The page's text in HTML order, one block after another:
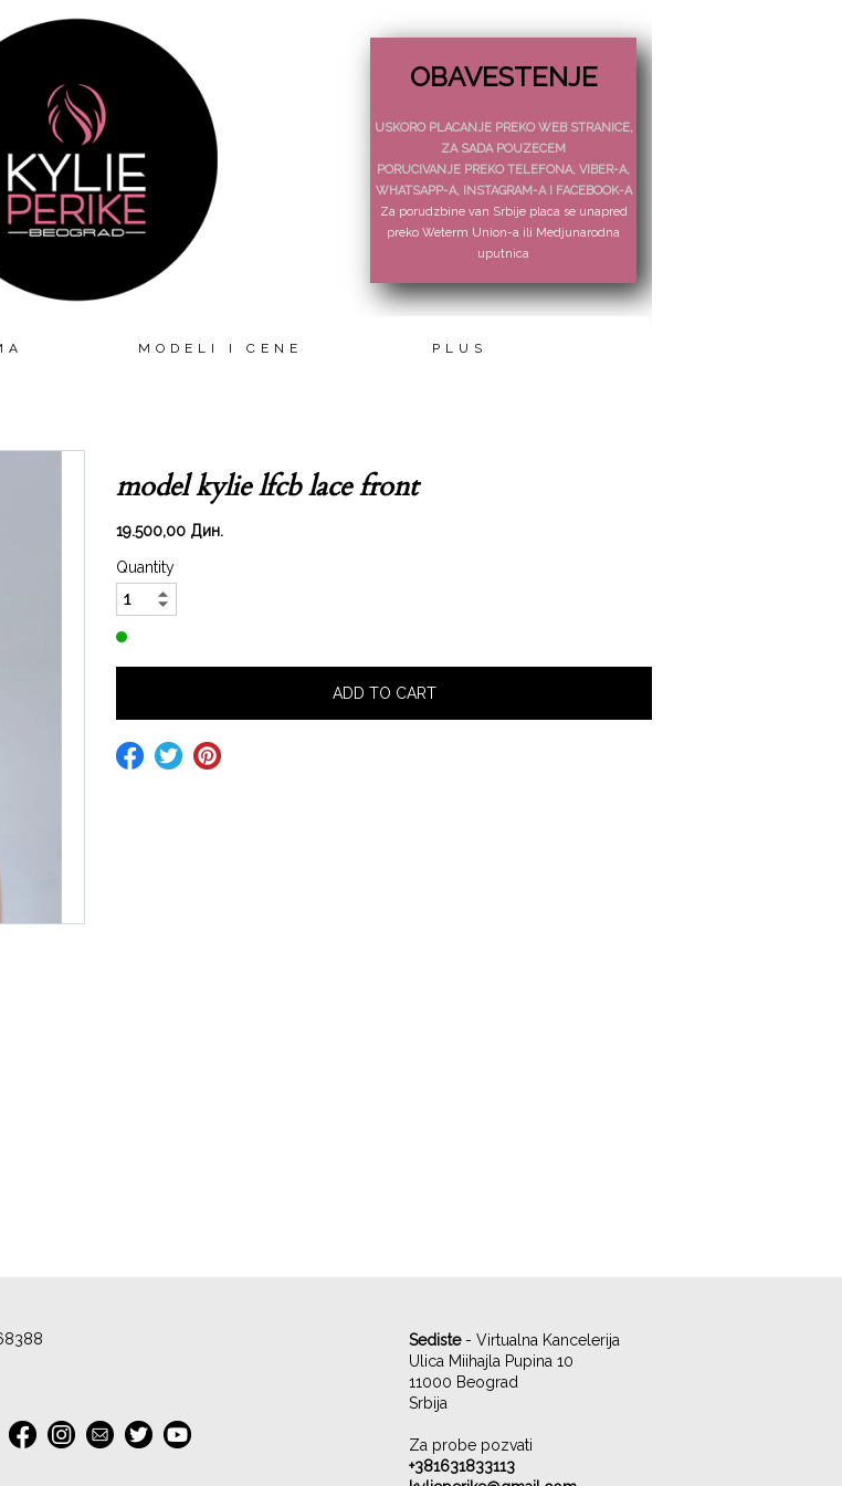
OBAVESTENJE
USKORO PLACANJE PREKO WEB STRANICE,
ZA SADA POUZECEM
PORUCIVANJE PREKO TELEFONA, VIBER-A,
WHATSAPP-A, INSTAGRAM-A I FACEBOOK-A
Za porudzbine van Srbije placa se unapred
preko Weterm Union-a ili Medjunarodna
uputnica
MODELI I CENE PLUS
model kylie lfcb lace front
19.500,00 Дин.
Quantity
Sediste- Virtualna Kancelerija
Ulica Miihajla Pupina 10
11000 Beograd
Srbija
Za probe pozvati
+381631833113